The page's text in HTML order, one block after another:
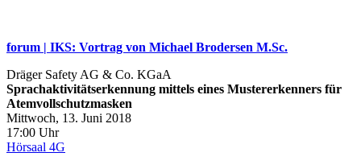
forum | IKS: Vortrag von Michael Brodersen M.Sc.
Dräger Safety AG & Co. KGaA
Sprachaktivitätserkennung mittels eines Mustererkenners für
Atemvollschutzmasken
Mittwoch, 13. Juni 2018
17:00 Uhr
Hörsaal 4G